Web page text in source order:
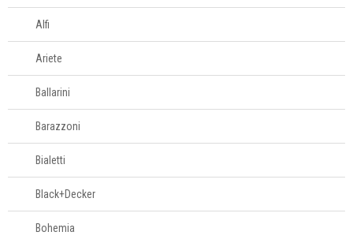
Alfi
Ariete
Ballarini
Barazzoni
Bialetti
Black+Decker
Bohemia